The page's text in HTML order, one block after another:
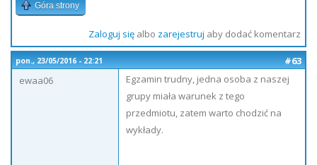
Góra strony
Zaloguj sięalbo zarejestruj aby dodać komentarz
pon., 23/05/2016 - 22:21
#63
ewaa06
Egzamin trudny, jedna osoba z naszej
grupy miała warunek z tego
przedmiotu, zatem warto chodzić na
wykłady.